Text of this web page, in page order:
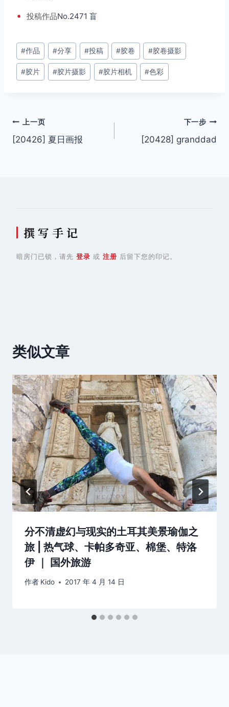
• 投稿作品No.2471 盲
文
章
标
#作品 #分享 #投稿 #胶卷 #胶卷摄影
#胶片 #胶片摄影 #胶片相机 #色彩
文
章
上一页
[20426] 夏日画报
下一步
[20428] granddad
撰 写 手 记
暗房门已锁，请先 登录 或 注册 后留下您的印记。
类似文章
分不清虚幻与现实的土耳其美景瑜伽之
旅 | 热气球、卡帕多奇亚、棉堡、特洛
伊 ｜ 国外旅游
作者 Kido 2017 年 4 月 14 日